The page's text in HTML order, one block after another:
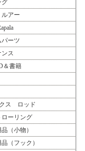
グ
ルアー
パーツ
ンス
＆書籍
ス ロッド
ローリング
（小物）
（フック）